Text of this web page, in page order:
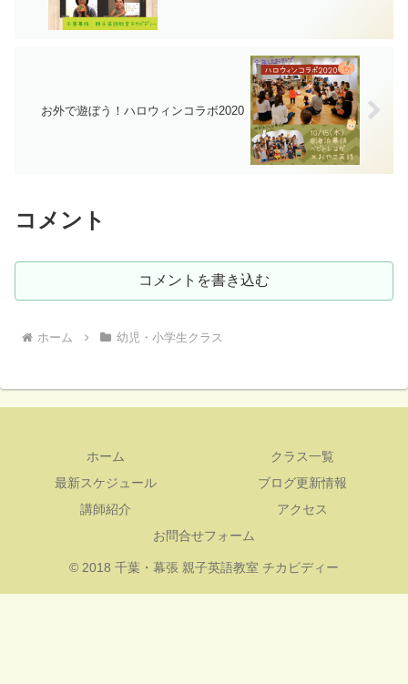
お外で遊ぼう！ハロウィンコラボ2020
コメント
コメントを書き込む
ホーム 幼児・小学生クラス
ホーム
クラス一覧
最新スケジュール
ブログ更新情報
講師紹介
アクセス
お問合せフォーム
© 2018 千葉・幕張 親子英語教室 チカビディー